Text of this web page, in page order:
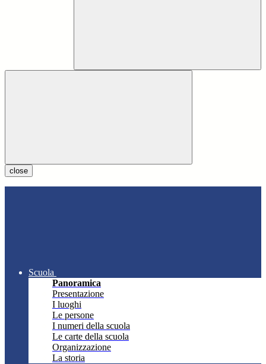
close
Scuola
Panoramica
Presentazione
I luoghi
Le persone
I numeri della scuola
Le carte della scuola
Organizzazione
La storia